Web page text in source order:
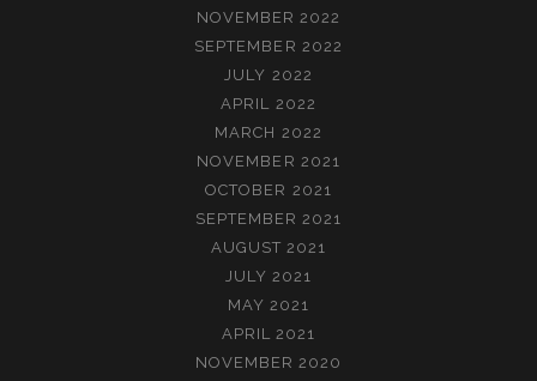
NOVEMBER 2022
SEPTEMBER 2022
JULY 2022
APRIL 2022
MARCH 2022
NOVEMBER 2021
OCTOBER 2021
SEPTEMBER 2021
AUGUST 2021
JULY 2021
MAY 2021
APRIL 2021
NOVEMBER 2020